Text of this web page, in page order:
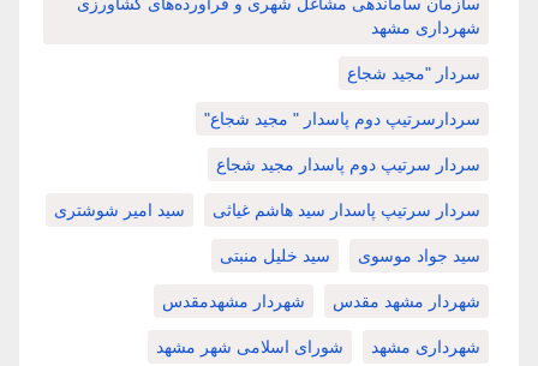
شهرداری مشهد
سردار "مجید شجاع
سردارسرتیپ دوم پاسدار " مجید شجاع"
سردار سرتیپ دوم پاسدار مجید شجاع
سردار سرتیپ پاسدار سید هاشم غیاثی سید امیر شوشتری
سید جواد موسوی سید خلیل منبتی
شهردار مشهد مقدس شهردار مشهدمقدس
شهرداری مشهد شورای اسلامی شهر مشهد